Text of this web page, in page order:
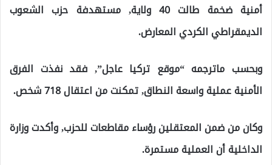
أمنية ضخمة طالت 40 ولاية, مستهدفة حزب الشعوب
الديمقراطي الكردي المعارض.
وبحسب ماترجمه “موقع تركيا عاجل”, فقد نفذت الفرق
الأمنية عملية واسعة النطاق, تمكنت من اعتقال 718 شخص.
وكان من ضمن المعتقلين رؤساء مقاطعات للحزب, وأكدت وزارة
الداخلية أن العملية مستمرة.